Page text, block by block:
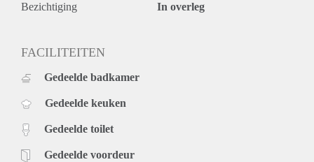
Bezichtiging In overleg
FACILITEITEN
Gedeelde badkamer
Gedeelde keuken
Gedeelde toilet
Gedeelde voordeur